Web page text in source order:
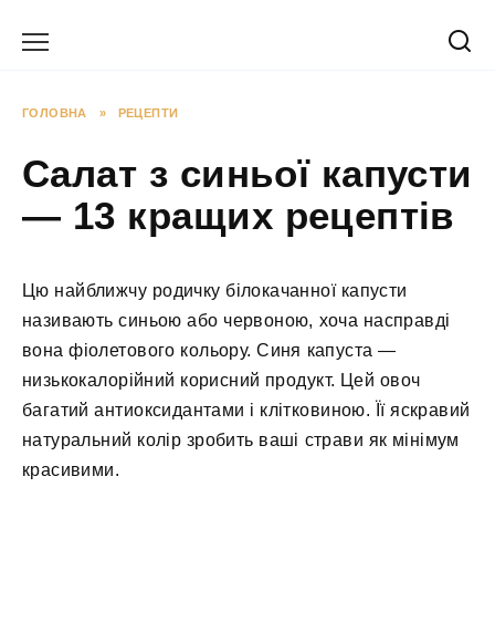
ГОЛОВНА » РЕЦЕПТИ
Салат з синьої капусти
— 13 кращих рецептів
Цю найближчу родичку білокачанної капусти
називають синьою або червоною, хоча насправді
вона фіолетового кольору. Синя капуста —
низькокалорійний корисний продукт. Цей овоч
багатий антиоксидантами і клітковиною. Її яскравий
натуральний колір зробить ваші страви як мінімум
красивими.